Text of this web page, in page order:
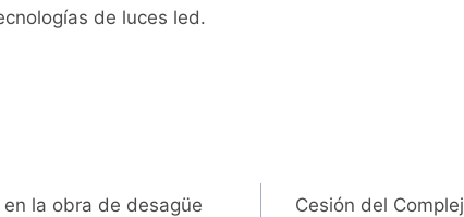
de luces led.
la obra de desagüe
Cesión del